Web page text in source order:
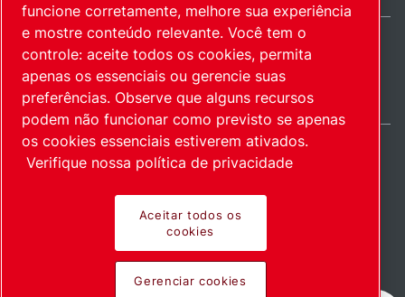
Mapa do siteGerenciar cookies© 2026 Direitos autorais.
Brazil / PT
Produtos inovadores.
Empregados com
funcione corretamente, melhore sua experiência
e mostre conteúdo relevante. Você tem o
controle: aceite todos os cookies, permita
apenas os essenciais ou gerencie suas
preferências. Observe que alguns recursos
podem não funcionar como previsto se apenas
os cookies essenciais estiverem ativados.
Verifique nossa política de privacidade
Aceitar todos os
cookies
Gerenciar cookies